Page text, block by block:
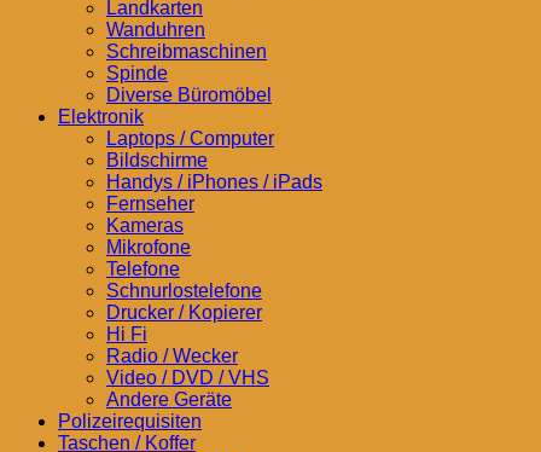
Landkarten
Wanduhren
Schreibmaschinen
Spinde
Diverse Büromöbel
Elektronik
Laptops / Computer
Bildschirme
Handys / iPhones / iPads
Fernseher
Kameras
Mikrofone
Telefone
Schnurlostelefone
Drucker / Kopierer
Hi Fi
Radio / Wecker
Video / DVD / VHS
Andere Geräte
Polizeirequisiten
Taschen / Koffer